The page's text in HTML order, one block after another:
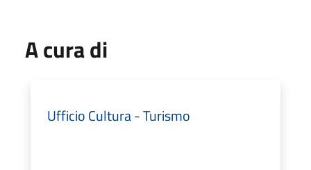
A cura di
Ufficio Cultura - Turismo